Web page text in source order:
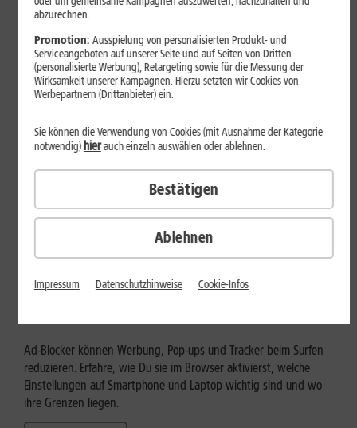
Mehr erfahren
Internet zuhause
Ad-Blocker aktivieren: Werbung
Ad-Blocker können Werbung, Pop-ups und Tracker beim Surfen
reduzieren. Erfahre, wie Du sie im Browser aktivierst, welche
Einstellungen auf Smartphone und Laptop wichtig sind und wo
ihre Grenzen liegen.
abzurechnen.
Promotion: Ausspielung von personalisierten Produkt- und
Serviceangeboten auf unserer Seite und auf Seiten von Dritten
(personalisierte Werbung), Retargeting sowie für die Messung der
Wirksamkeit unserer Kampagnen. Hierzu setzten wir Cookies von
Werbepartnern (Drittanbieter) ein.
Ablehnen
Sie können die Verwendung von Cookies (mit Ausnahme der Kategorie
notwendig) hierauch einzeln auswählen oder ablehnen.
Bestätigen
Impressum Datenschutzhinweise Cookie-Infos